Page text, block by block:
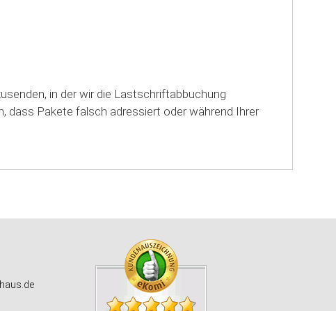
in der wir die Lastschriftabbuchung
dass Pakete falsch adressiert oder während Ihrer